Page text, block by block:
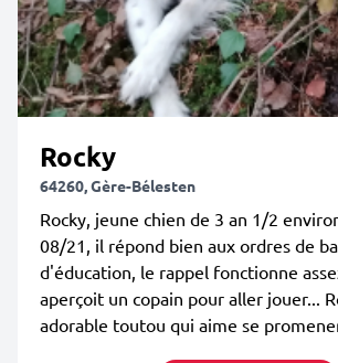
Rocky
64260, Gère-Bélesten
Rocky, jeune chien de 3 an 1/2
08/21, il répond bien aux ordres de
d'éducation, le rappel fonctionne
aperçoit un copain pour aller jouer...
adorable toutou qui aime se